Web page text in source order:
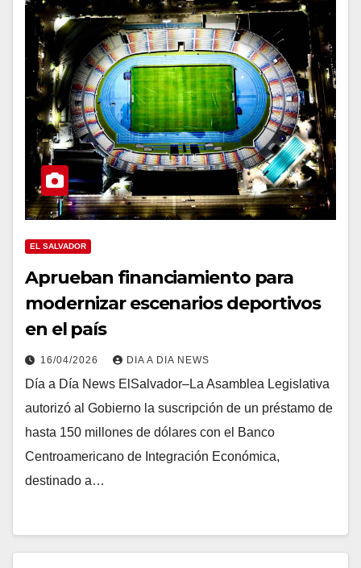
EL SALVADOR
Aprueban financiamiento para
modernizar escenarios deportivos
en el país
16/04/2026 DIA A DIA NEWS
Día a Día News ElSalvador–La Asamblea Legislativa
autorizó al Gobierno la suscripción de un préstamo de
hasta 150 millones de dólares con el Banco
Centroamericano de Integración Económica,
destinado a…